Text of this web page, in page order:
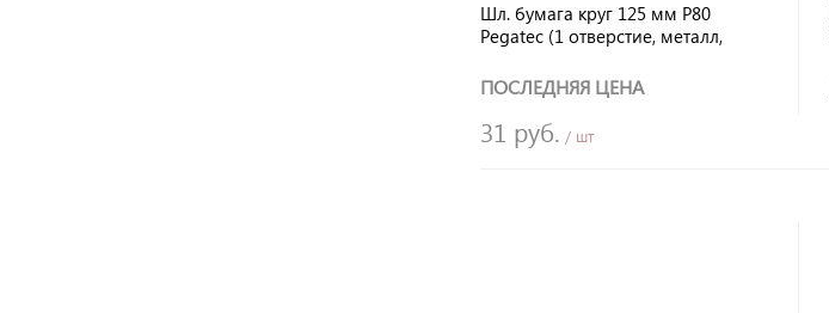
Шл. бумага круг 125 мм Р80
Pegatec (1 отверстие, металл,
ПОСЛЕДНЯЯ ЦЕНА
31 руб. / шт